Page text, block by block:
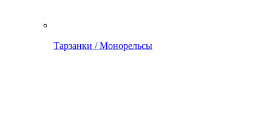
Тарзанки / Монорельсы